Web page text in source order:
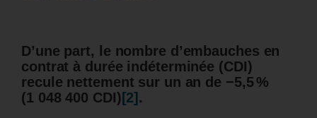
D’une part, le nombre d’embauches en
contrat à durée indéterminée (CDI)
recule nettement sur un an de −5,5 %
(1 048 400 CDI) [2] .